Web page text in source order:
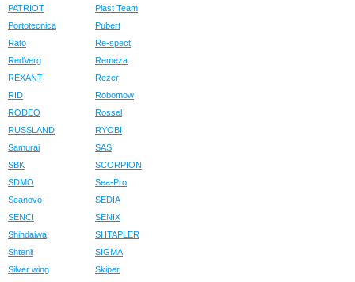
PATRIOT
Plast Team
Portotecnica
Pubert
Rato
Re-spect
RedVerg
Remeza
REXANT
Rezer
RID
Robomow
RODEO
Rossel
RUSSLAND
RYOBI
Samurai
SAS
SBK
SCORPION
SDMO
Sea-Pro
Seanovo
SEDIA
SENCI
SENIX
Shindaiwa
SHTAPLER
Shtenli
SIGMA
Silver wing
Skiper